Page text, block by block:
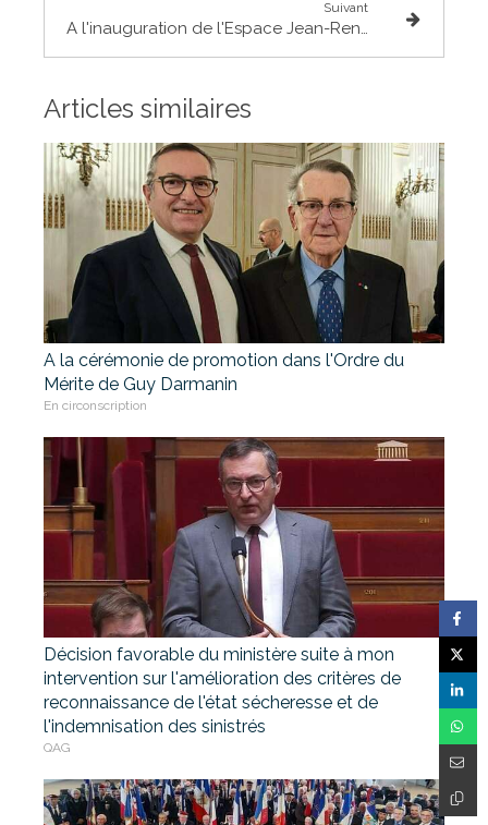
Suivant
Articles similaires
A la cérémonie de promotion dans l'Ordre du
Mérite de Guy Darmanin
En circonscription
Décision favorable du ministère suite à mon
intervention sur l'amélioration des critères de
reconnaissance de l'état sécheresse et de
l'indemnisation des sinistrés
QAG